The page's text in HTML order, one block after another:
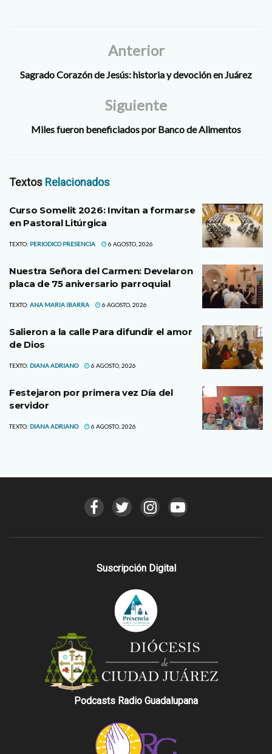
Anterior
Sagrado Corazón de Jesús: historia y devoción en Juárez
Siguiente
Miles fueron beneficiados por Banco de Alimentos
Textos Relacionados
Curso Somelit 2026: Invitan a formarse
en Pastoral Litúrgica
TEXTO: PERIODICO PRESENCIA 6 AGOSTO, 2026
Nuestra Señora del Carmen: Develaron
placa de 75 aniversario parroquial
TEXTO: ANA MARIA IBARRA 6 AGOSTO, 2026
Salieron a la calle Para difundir el amor
de Dios
TEXTO: DIANA ADRIANO 6 AGOSTO, 2026
Festejaron por primera vez Día del
servidor
TEXTO: DIANA ADRIANO 6 AGOSTO, 2026
Suscripción Digital
Podcasts Radio Guadalupana